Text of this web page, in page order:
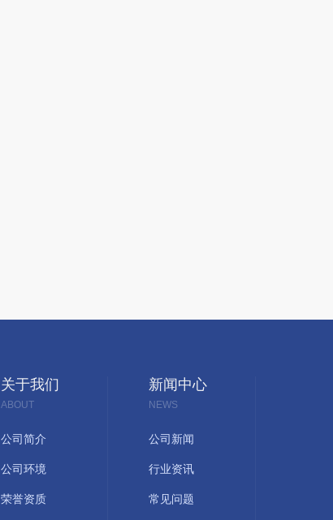
关于我们
ABOUT
公司简介
公司环境
荣誉资质
新闻中心
NEWS
公司新闻
行业资讯
常见问题